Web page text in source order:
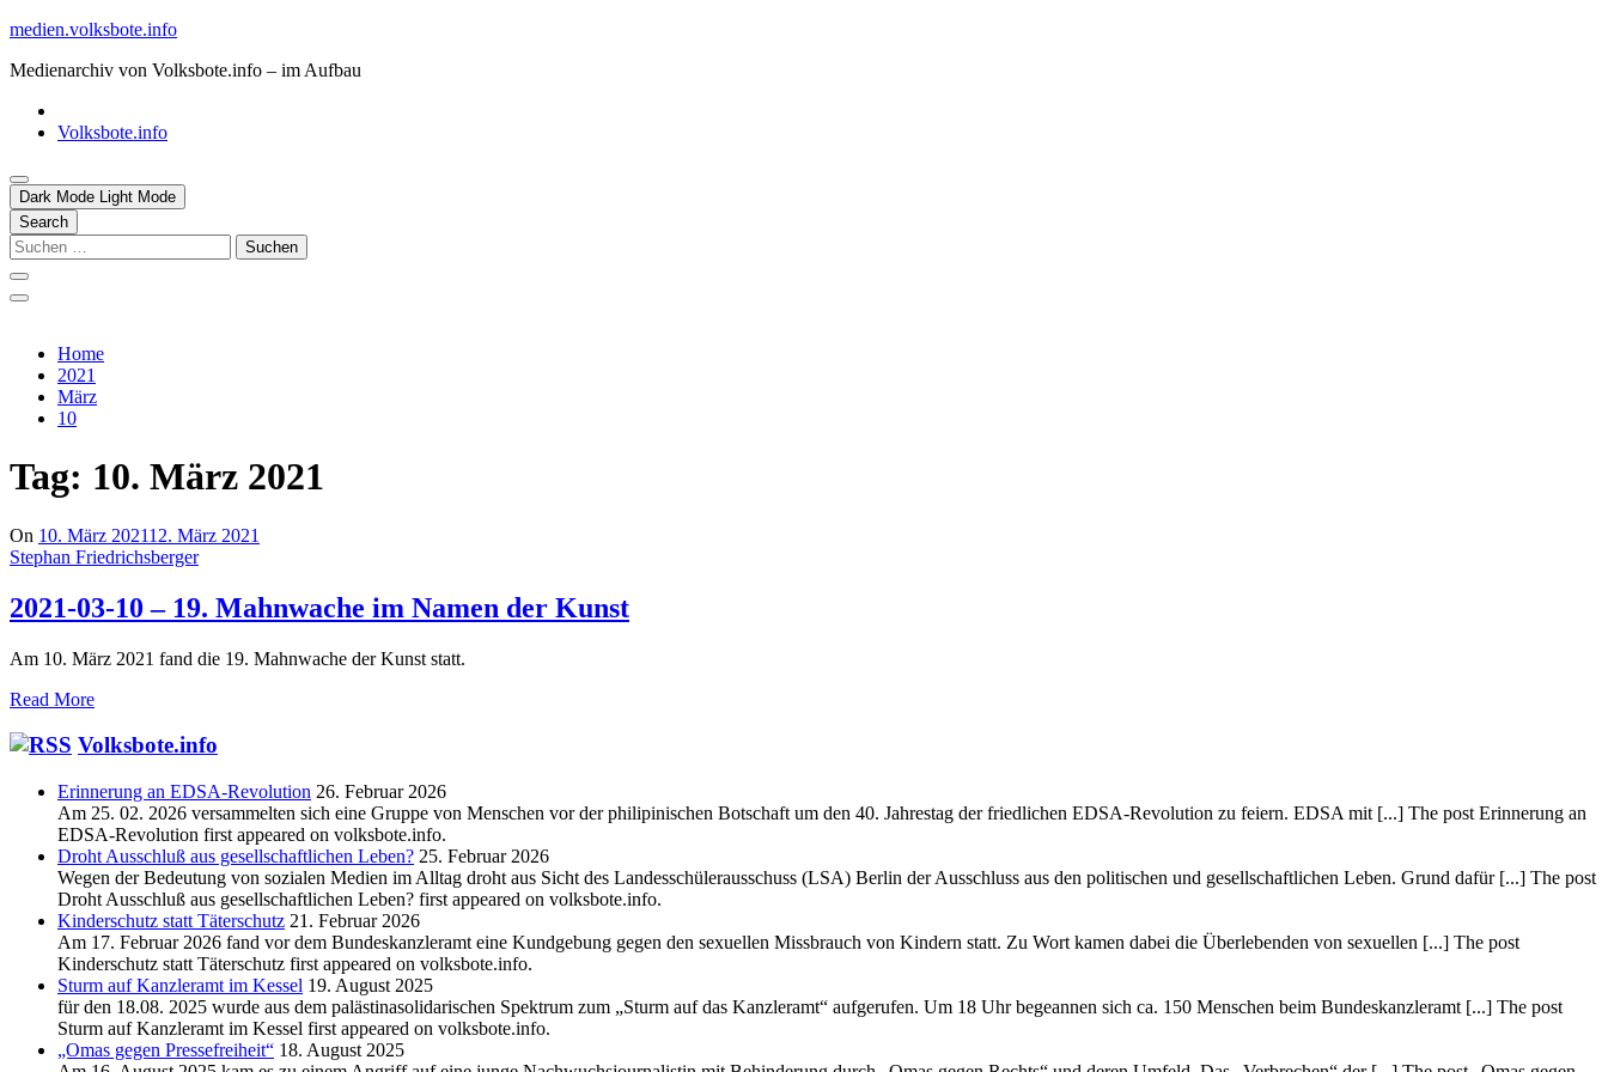
Skip
content
medien.volksbote.info
Medienarchiv von Volksbote.info – im Aufbau
Volksbote.info
Dark Mode Light Mode
Search
Suchen
nach:
Home
2021
März
10
Tag: 10. März 2021
On 10. März 202112. März 2021
Stephan Friedrichsberger
2021-03-10 – 19. Mahnwache im Namen der Kunst
Am 10. März 2021 fand die 19. Mahnwache der Kunst statt.
Read More
Volksbote.info
Erinnerung an EDSA-Revolution 26. Februar 2026
Am 25. 02. 2026 versammelten sich eine Gruppe von Menschen vor der philipinischen Botschaft um den 40. Jahrestag der friedlichen EDSA-Revolution zu feiern. EDSA mit [...] The post Erinnerung an
EDSA-Revolution first appeared on volksbote.info.
Droht Ausschluß aus gesellschaftlichen Leben? 25. Februar 2026
Wegen der Bedeutung von sozialen Medien im Alltag droht aus Sicht des Landesschülerausschuss (LSA) Berlin der Ausschluss aus den politischen und gesellschaftlichen Leben. Grund dafür [...] The post
Droht Ausschluß aus gesellschaftlichen Leben? first appeared on volksbote.info.
Kinderschutz statt Täterschutz 21. Februar 2026
Am 17. Februar 2026 fand vor dem Bundeskanzleramt eine Kundgebung gegen den sexuellen Missbrauch von Kindern statt. Zu Wort kamen dabei die Überlebenden von sexuellen [...] The post
Kinderschutz statt Täterschutz first appeared on volksbote.info.
Sturm auf Kanzleramt im Kessel 19. August 2025
für den 18.08. 2025 wurde aus dem palästinasolidarischen Spektrum zum „Sturm auf das Kanzleramt“ aufgerufen. Um 18 Uhr begeannen sich ca. 150 Menschen beim Bundeskanzleramt [...] The post
Sturm auf Kanzleramt im Kessel first appeared on volksbote.info.
„Omas gegen Pressefreiheit“ 18. August 2025